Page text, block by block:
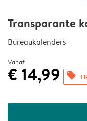
Transparante
Bureaukalenders
Vanaf
€ 14,99 offers